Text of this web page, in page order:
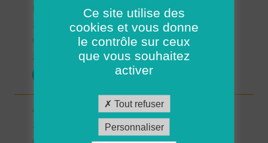
Romans sur Isère (H/F)
26 - Drôme
30/06/2026
Aide soignant(e) Tain l'Hermitage (H/F)
Ce site utilise des
cookies et vous donne
le contrôle sur ceux
que vous souhaitez
activer
Tout refuser
Personnaliser